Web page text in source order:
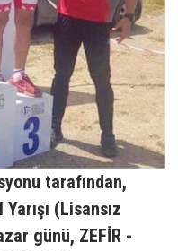
tarafından,
(Lisansız
günü, ZEFİR -